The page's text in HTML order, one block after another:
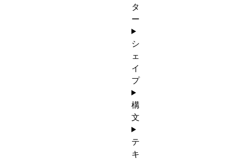
タ
ー
シ
ェ
イ
プ
構
文
テ
キ